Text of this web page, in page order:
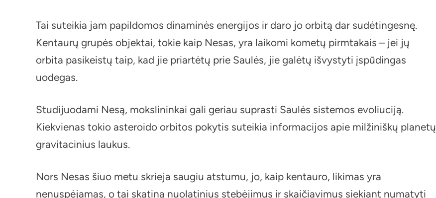
Tai suteikia jam papildomos dinaminės energijos ir daro jo orbitą dar sudėtingesnę.
Kentaurų grupės objektai, tokie kaip Nesas, yra laikomi kometų pirmtakais – jei jų
orbita pasikeistų taip, kad jie priartėtų prie Saulės, jie galėtų išvystyti įspūdingas
uodegas.
Studijuodami Nesą, mokslininkai gali geriau suprasti Saulės sistemos evoliuciją.
Kiekvienas tokio asteroido orbitos pokytis suteikia informacijos apie milžiniškų planetų
gravitacinius laukus.
Nors Nesas šiuo metu skrieja saugiu atstumu, jo, kaip kentauro, likimas yra
nenuspėjamas, o tai skatina nuolatinius stebėjimus ir skaičiavimus siekiant numatyti